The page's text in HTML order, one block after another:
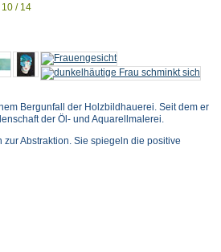
10 / 14
Bergunfall der Holzbildhauerei. Seit dem er
der Öl- und Aquarellmalerei.
Abstraktion. Sie spiegeln die positive